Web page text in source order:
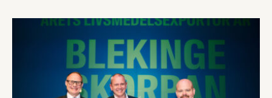
10-20 minuter att fylla i. Vi uppmuntrar våra
medlemsföretag att fylla i enkäten.